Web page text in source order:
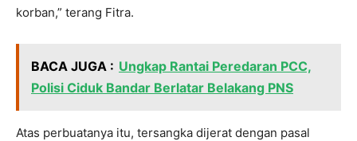
korban,” terang Fitra.
BACA JUGA : Ungkap Rantai Peredaran PCC,
Polisi Ciduk Bandar Berlatar Belakang PNS
Atas perbuatanya itu, tersangka dijerat dengan pasal